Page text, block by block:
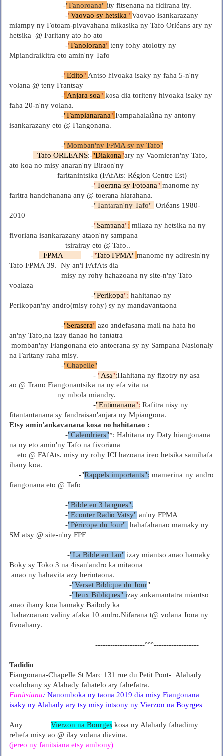
-"Fanoroana" ity fitsenana na fidirana ity.
-"Vaovao sy hetsika "Vaovao isankarazany
miampy ny Fotoam-pivavahana mikasika ny Tafo Orléans ary ny
hetsika @ Faritany ato ho ato
-"Fanolorana" teny fohy atolotry ny
Mpiandraikitra eto amin'ny Tafo
-"Edito" Antso hivoaka isaky ny faha 5-n'ny
volana @ teny Frantsay
-"Anjara soa" kosa dia toriteny hivoaka isaky ny
faha 20-n'ny volana.
-"Fampianarana" Fampahalalàna ny antony
isankarazany eto @ Fiangonana.
-"Momban'ny FPMA sy ny Tafo"
Tafo ORLEANS:-"Diakona"ary ny Vaomieran'ny Tafo,
ato koa no misy anaran'ny Biraon'ny
faritanintsika (FAfAts: Région Centre Est)
-"Toerana sy Fotoana" manome ny
faritra handehanana any @ toerana hiarahana.
-"Tantaran'ny Tafo" Orléans 1980-
2010
-"Sampana": milaza ny hetsika na ny
fivoriana isankarazany ataon'ny sampana
tsirairay eto @ Tafo..
FPMA
-"Tafo FPMA" manome ny adiresin'ny
Tafo FPMA 39. Ny an'i FAfAts dia
misy ny rohy hahazoana ny site-n'ny Tafo
voalaza
-"Perikopa": hahitanao ny
Perikopan'ny andro(misy rohy) sy ny mandavantaona
-"Serasera" azo andefasana mail na hafa ho
an'ny Tafo,na izay tianao ho fantatra
momban'ny Fiangonana eto antoerana sy ny Sampana Nasionaly
na Faritany raha misy.
-"Chapelle"
- "Asa":Hahitana ny fizotry ny asa
ao @ Trano Fiangonantsika na ny efa vita na
ny mbola miandry.
-"Entimanana": Rafitra nisy ny
fitantantanana sy fandraisan'anjara ny Mpiangona.
Etsy amin'ankavanana kosa no hahitanao :
-"Calendriers"*: Hahitana ny Daty hiangonana
na ny eto amin'ny Tafo na fivoriana
eto @ FAfAts. misy ny rohy ICI hazoana ireo hetsika samihafa
ihany koa.
-"Rappels importants": mamerina ny andro
fiangonana eto @ Tafo
-"Bible en 3 langues".
-"Ecouter Radio Vatsy" an'ny FPMA
-"Péricope du Jour" hahafahanao mamaky ny
SM atsy @ site-n'ny FPF
-"La Bible en 1an" izay miantso anao hamaky
Boky sy Toko 3 na 4isan'andro ka mitaona
anao ny hahavita azy herintaona.
-"Verset Biblique du Jour"
-"Jeux Bibliques" izay ankamantatra miantso
anao ihany koa hamaky Baiboly ka
hahazoanao valiny afaka 10 andro.Nifarana t@ volana Jona ny
fivoahany.
--------------------°°°------------------
Tadidio
Fiangonana-Chapelle St Marc 131 rue du Petit Pont- Alahady
voalohany sy Alahady fahatelo ary fahefatra.
Fanitsiana: Nanomboka ny taona 2019 dia misy Fiangonana
isaky ny Alahady ary tsy misy intsony ny Vierzon na Boyrges
Any Vierzon na Bourges kosa ny Alahady fahadimy
rehefa misy ao @ ilay volana diavina.
(jereo ny fanitsiana etsy ambony)